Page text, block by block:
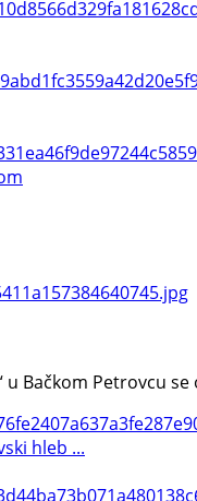
u Bačkom Petrovcu
hleb ...